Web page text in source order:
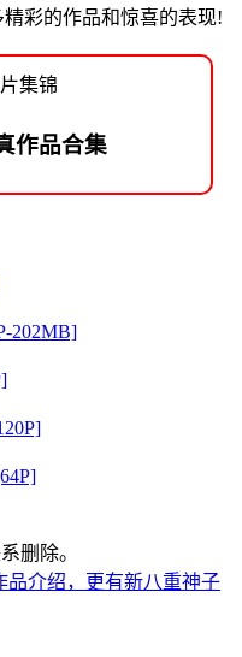
彩的作品和惊喜的表现!
作品合集
202MB]
删除。
品介绍，更有新八重神子